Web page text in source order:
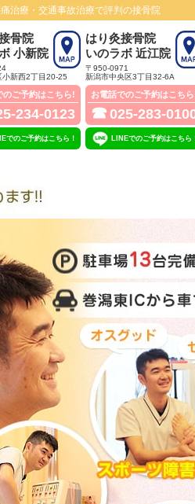
治療・交通事故治療で評判の接骨院
骨院
小新院
小新西2丁目20‐25
のご予約はこちら!
234-0123
でのご予約はこちら！
はり灸接骨院
いのラボ 近江院
〒950-0971
新潟市中央区3丁目32‐6A
お電話でのご予約はこち
☎ 025-283-
LINEでのご予約はこちら